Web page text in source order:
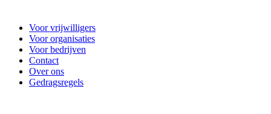
Voor vrijwilligers
Voor organisaties
Voor bedrijven
Contact
Over ons
Gedragsregels